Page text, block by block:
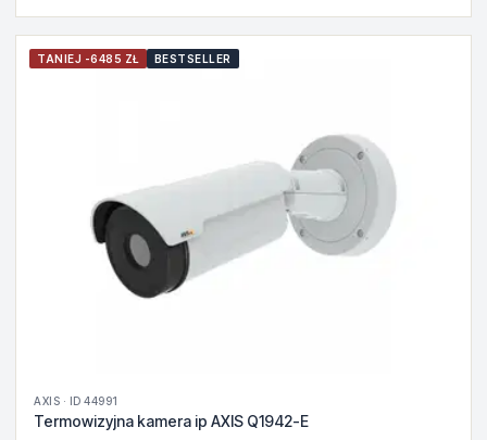
TANIEJ -6485 ZŁ BESTSELLER
AXIS · ID 44991
Termowizyjna kamera ip AXIS Q1942-E